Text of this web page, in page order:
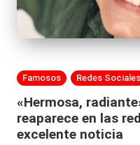
C
Publicada
Famosos Redes Sociales
«Hermosa,
reaparece en las
excelente noticia